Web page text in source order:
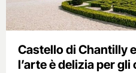
Castello di Chantilly
l’arte è delizia per gli